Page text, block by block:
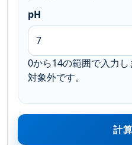
pH
0から14の範囲で入力
対象外です。
計